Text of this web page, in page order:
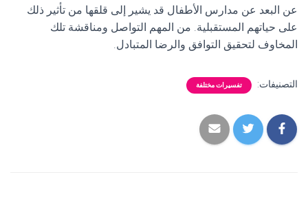
عن البعد عن مدارس الأطفال قد يشير إلى قلقها من تأثير ذلك
على حياتهم المستقبلية. من المهم التواصل ومناقشة تلك
المخاوف لتحقيق التوافق والرضا المتبادل.
التصنيفات: تفسيرات مختلفة